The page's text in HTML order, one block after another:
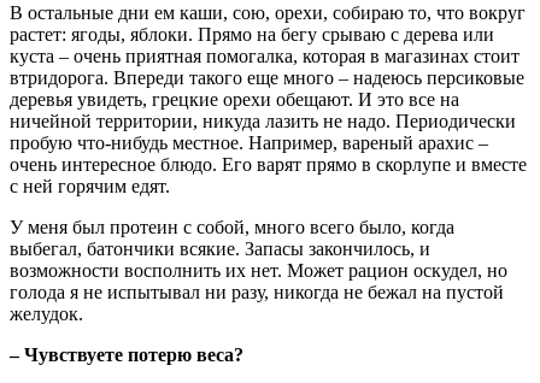
В остальные дни ем каши, сою, орехи, собираю то, что вокруг
растет: ягоды, яблоки. Прямо на бегу срываю с дерева или
куста – очень приятная помогалка, которая в магазинах стоит
втридорога. Впереди такого еще много – надеюсь персиковые
деревья увидеть, грецкие орехи обещают. И это все на
ничейной территории, никуда лазить не надо. Периодически
пробую что-нибудь местное. Например, вареный арахис –
очень интересное блюдо. Его варят прямо в скорлупе и вместе
с ней горячим едят.
У меня был протеин с собой, много всего было, когда
выбегал, батончики всякие. Запасы закончилось, и
возможности восполнить их нет. Может рацион оскудел, но
голода я не испытывал ни разу, никогда не бежал на пустой
желудок.
– Чувствуете потерю веса?